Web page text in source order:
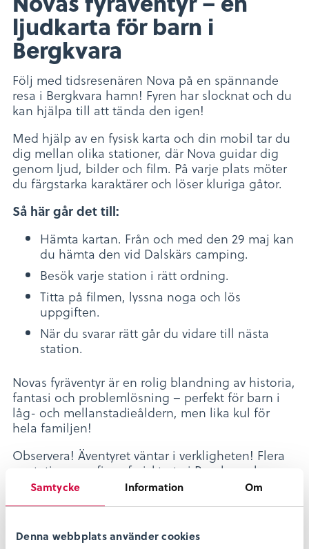
Samtycke Information Om
Denna webbplats använder cookies
ljudkarta för barn i
Bergkvara
Följ med tidsresenären Nova på en spännande
resa i Bergkvara hamn! Fyren har slocknat och du
kan hjälpa till att tända den igen!
Med hjälp av en fysisk karta och din mobil tar du
dig mellan olika stationer, där Nova guidar dig
genom ljud, bilder och film. På varje plats möter
du färgstarka karaktärer och löser kluriga gåtor.
Så här går det till:
Hämta kartan. Från och med den 29 maj kan
du hämta den vid Dalskärs camping.
Besök varje station i rätt ordning.
Titta på filmen, lyssna noga och lös
uppgiften.
När du svarar rätt går du vidare till nästa
station.
Novas fyräventyr är en rolig blandning av historia,
fantasi och problemlösning – perfekt för barn i
låg- och mellanstadieåldern, men lika kul för
hela familjen!
Observera! Äventyret väntar i verkligheten! Flera
av stationerna finns fysiskt ute i Bergkvara hamn
och går inte att genomföra helt digitalt. För att